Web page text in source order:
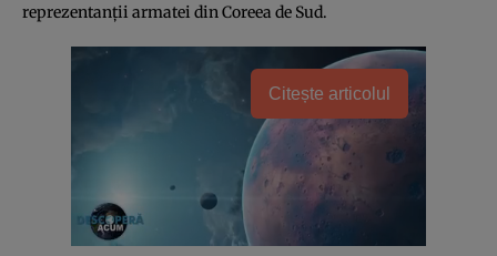
reprezentanții armatei din Coreea de Sud.
Citește articolul